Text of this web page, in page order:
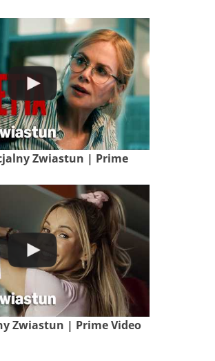
Zwiastun | Prime
Zwiastun | Prime Video